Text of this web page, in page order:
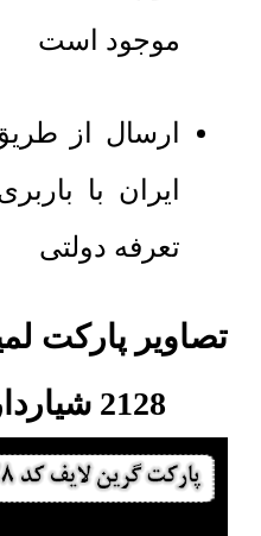
موجود است
ارسال از
ایران با
تعرفه دولتی
تصاویر پارکت
2128 شیاردار پرمیوم لاین